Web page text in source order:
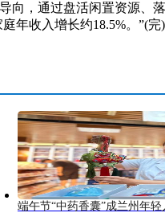
通过盘活闲置资源、
年收入增长约18.5%。”(完)
端午节“中药香囊”成兰州年轻